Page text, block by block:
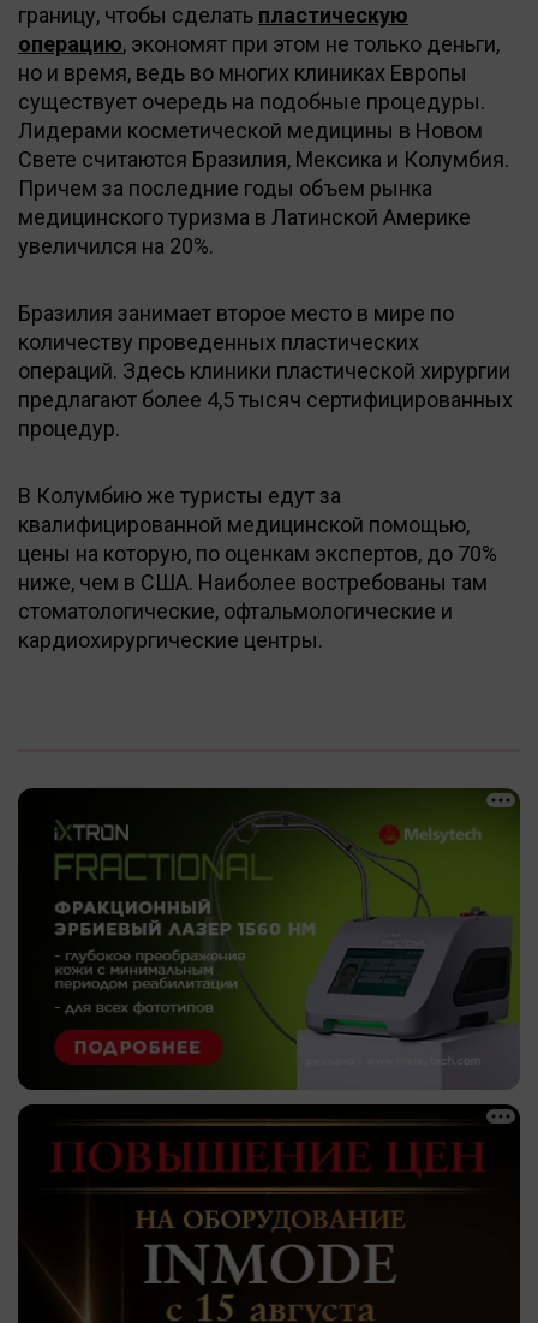
границу, чтобы сделать пластическую
операцию, экономят при этом не только деньги,
но и время, ведь во многих клиниках Европы
существует очередь на подобные процедуры.
Лидерами косметической медицины в Новом
Свете считаются Бразилия, Мексика и Колумбия.
Причем за последние годы объем рынка
медицинского туризма в Латинской Америке
увеличился на 20%.
Бразилия занимает второе место в мире по
количеству проведенных пластических
операций. Здесь клиники пластической хирургии
предлагают более 4,5 тысяч сертифицированных
процедур.
В Колумбию же туристы едут за
квалифицированной медицинской помощью,
цены на которую, по оценкам экспертов, до 70%
ниже, чем в США. Наиболее востребованы там
стоматологические, офтальмологические и
кардиохирургические центры.